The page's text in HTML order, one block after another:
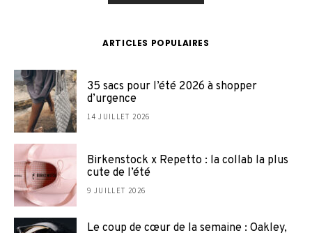
ARTICLES POPULAIRES
35 sacs pour l’été 2026 à shopper
d’urgence
14 JUILLET 2026
Birkenstock x Repetto : la collab la plus
cute de l’été
9 JUILLET 2026
Le coup de cœur de la semaine : Oakley,